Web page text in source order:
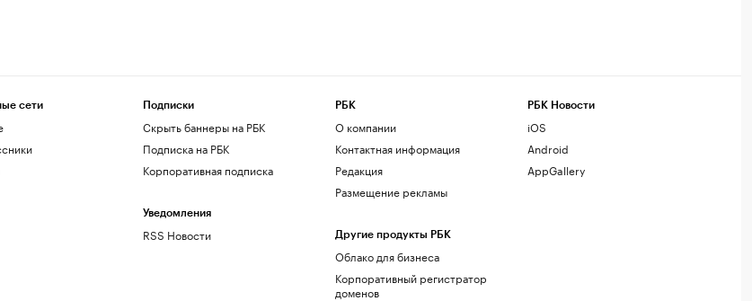
сети Подписки
Скрыть баннеры на РБК
Подписка на РБК
Корпоративная подписка
Уведомления
RSS Новости
РБК
О компании
Контактная информация
Редакция
Размещение рекламы
Другие продукты РБК
Облако для бизнеса
Корпоративный регистратор
доменов
РБК Новости
iOS
Android
AppGallery